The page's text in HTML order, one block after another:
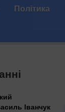
Політика
Іванчук